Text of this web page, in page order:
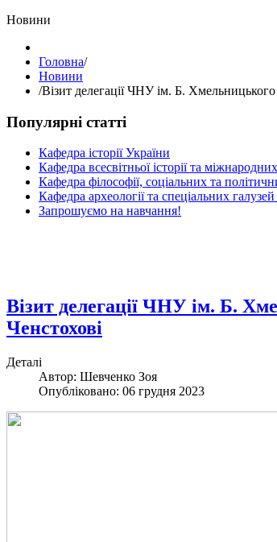
Hовини
Головна/
Hовини
/Візит делегації ЧНУ ім. Б.
Популярні статті
Кафедра історії України
Кафедра всесвітньої історії та
Кафедра філософії, соціальних та
Кафедра археології та спеціальних
Запрошуємо на навчання!
Візит делегації ЧНУ ім. Б.
Ченстохові
Деталі
Автор: Шевченко Зоя
Опубліковано: 06 грудня 2023